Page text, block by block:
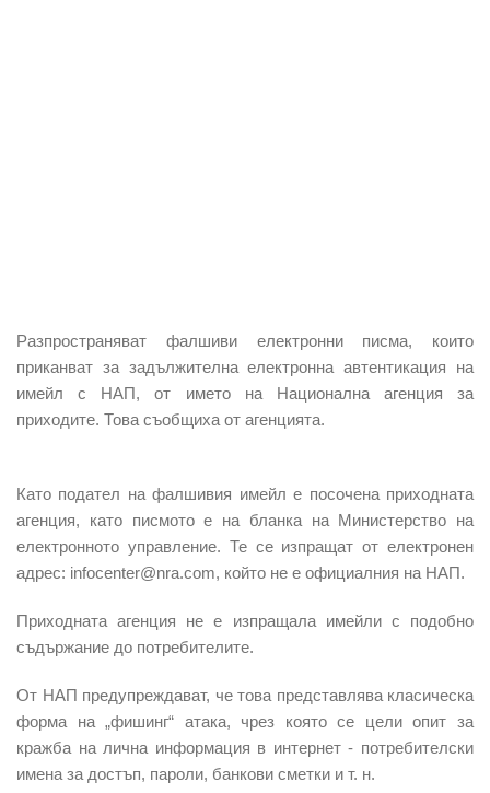
Разпространяват фалшиви електронни писма, които
приканват за задължителна електронна автентикация на
имейл с НАП, от името на Национална агенция за
приходите. Това съобщиха от агенцията.
Като подател на фалшивия имейл е посочена приходната
агенция, като писмото е на бланка на Министерство на
електронното управление. Те се изпращат от електронен
адрес: infocenter@nra.com, който не е официалния на НАП.
Приходната агенция не е изпращала имейли с подобно
съдържание до потребителите.
От НАП предупреждават, че това представлява класическа
форма на „фишинг“ атака, чрез която се цели опит за
кражба на лична информация в интернет - потребителски
имена за достъп, пароли, банкови сметки и т. н.